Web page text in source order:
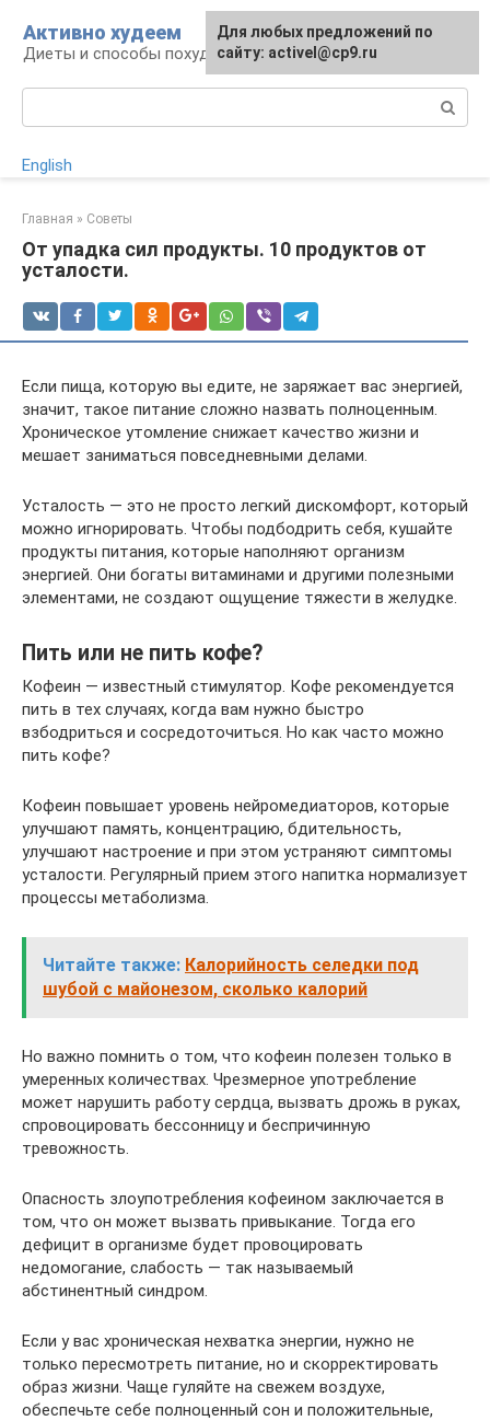
контенту
Активно худеем
Диеты и способы похудения
English
Главная » Советы
От упадка сил продукты. 10 продуктов от
усталости.
Если пища, которую вы едите, не заряжает вас энергией,
значит, такое питание сложно назвать полноценным.
Хроническое утомление снижает качество жизни и
мешает заниматься повседневными делами.
Усталость — это не просто легкий дискомфорт, который
можно игнорировать. Чтобы подбодрить себя, кушайте
продукты питания, которые наполняют организм
энергией. Они богаты витаминами и другими полезными
элементами, не создают ощущение тяжести в желудке.
Пить или не пить кофе?
Кофеин — известный стимулятор. Кофе рекомендуется
пить в тех случаях, когда вам нужно быстро
взбодриться и сосредоточиться. Но как часто можно
пить кофе?
Кофеин повышает уровень нейромедиаторов, которые
улучшают память, концентрацию, бдительность,
улучшают настроение и при этом устраняют симптомы
усталости. Регулярный прием этого напитка нормализует
процессы метаболизма.
Читайте также: Калорийность селедки под
шубой с майонезом, сколько калорий
Но важно помнить о том, что кофеин полезен только в
умеренных количествах. Чрезмерное употребление
может нарушить работу сердца, вызвать дрожь в руках,
спровоцировать бессонницу и беспричинную
тревожность.
Опасность злоупотребления кофеином заключается в
том, что он может вызвать привыкание. Тогда его
дефицит в организме будет провоцировать
недомогание, слабость — так называемый
абстинентный синдром.
Если у вас хроническая нехватка энергии, нужно не
только пересмотреть питание, но и скорректировать
образ жизни. Чаще гуляйте на свежем воздухе,
обеспечьте себе полноценный сон и положительные,
Для любых предложений по
сайту: activel@cp9.ru